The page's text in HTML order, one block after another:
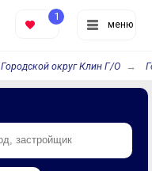
меню
1
Городской округ Клин Г/О